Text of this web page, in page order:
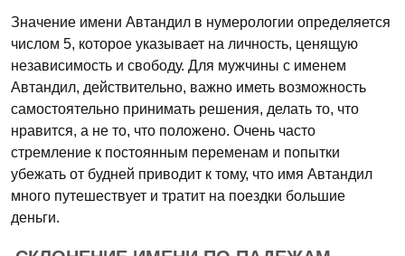
Значение имени Автандил в нумерологии определяется
числом 5, которое указывает на личность, ценящую
независимость и свободу. Для мужчины с именем
Автандил, действительно, важно иметь возможность
самостоятельно принимать решения, делать то, что
нравится, а не то, что положено. Очень часто
стремление к постоянным переменам и попытки
убежать от будней приводит к тому, что имя Автандил
много путешествует и тратит на поездки большие
деньги.